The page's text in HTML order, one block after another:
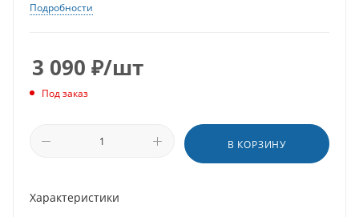
Подробности
3 090 ₽/шт
Под заказ
В КОРЗИНУ
Характеристики